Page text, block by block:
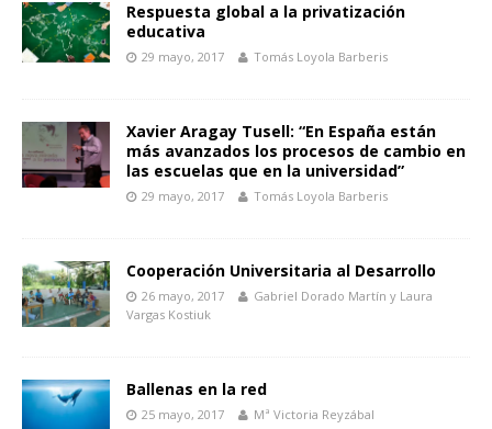
Respuesta global a la privatización
educativa
29 mayo, 2017 Tomás Loyola Barberis
Xavier Aragay Tusell: “En España están
más avanzados los procesos de cambio en
las escuelas que en la universidad”
29 mayo, 2017 Tomás Loyola Barberis
Cooperación Universitaria al Desarrollo
26 mayo, 2017
Gabriel Dorado Martín y Laura
Vargas Kostiuk
Ballenas en la red
25 mayo, 2017 Mª Victoria Reyzábal